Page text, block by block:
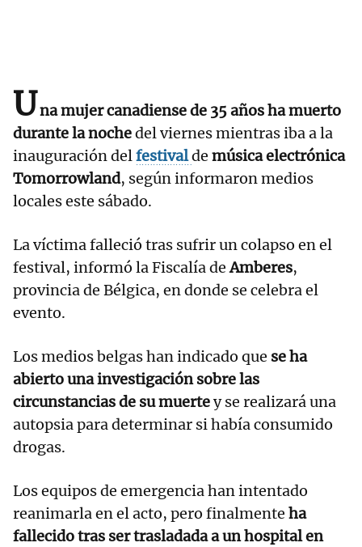
Una mujer canadiense de 35 años ha muerto
durante la nochedel viernes mientras iba a la
inauguración delfestivalde música electrónica
Tomorrowland, según informaron medios
locales este sábado.
La víctima falleció tras sufrir un colapso en el
festival, informó la Fiscalía deAmberes,
provincia de Bélgica, en donde se celebra el
evento.
Los medios belgas han indicado que se ha
abierto una investigación sobre las
circunstancias de su muertey se realizará una
autopsia para determinar si había consumido
drogas.
Los equipos de emergencia han intentado
reanimarla en el acto, pero finalmente ha
fallecido tras ser trasladada a un hospital en